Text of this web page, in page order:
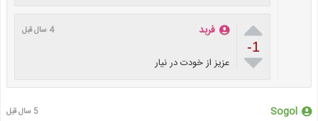

-1

فربد 4 سال قبل
عزیز از خودت در نیار
Sogol 5 سال قبل